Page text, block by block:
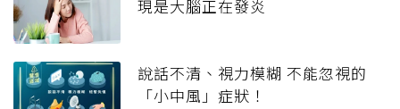
現是大腦正在發炎
說話不清、視力模糊 不能忽視的
「小中風」症狀！